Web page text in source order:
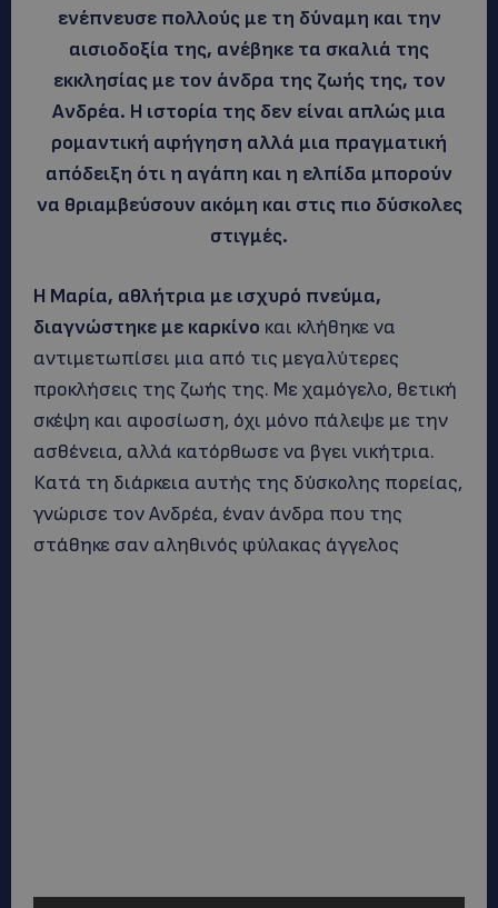
ενέπνευσε πολλούς με τη δύναμη και την
αισιοδοξία της, ανέβηκε τα σκαλιά της
εκκλησίας με τον άνδρα της ζωής της, τον
Ανδρέα. Η ιστορία της δεν είναι απλώς μια
ρομαντική αφήγηση αλλά μια πραγματική
απόδειξη ότι η αγάπη και η ελπίδα μπορούν
να θριαμβεύσουν ακόμη και στις πιο δύσκολες
στιγμές.
Η Μαρία, αθλήτρια με ισχυρό πνεύμα,
διαγνώστηκε με καρκίνο και κλήθηκε να
αντιμετωπίσει μια από τις μεγαλύτερες
προκλήσεις της ζωής της. Με χαμόγελο, θετική
σκέψη και αφοσίωση, όχι μόνο πάλεψε με την
ασθένεια, αλλά κατόρθωσε να βγει νικήτρια.
Κατά τη διάρκεια αυτής της δύσκολης πορείας,
γνώρισε τον Ανδρέα, έναν άνδρα που της
στάθηκε σαν αληθινός φύλακας άγγελος